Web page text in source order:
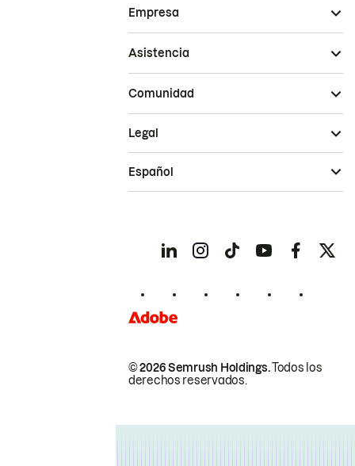
Empresa
Asistencia
Comunidad
© 2026 Semrush Holdings.Todos los
derechos reservados.
Legal
Español